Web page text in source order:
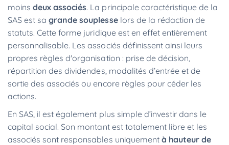
moins deux associés. La principale caractéristique de la
SAS est sagrande souplesselors de la rédaction de
statuts. Cette forme juridique est en effet entièrement
personnalisable. Les associés définissent ainsi leurs
propres règles d'organisation : prise de décision,
répartition des dividendes, modalités d’entrée et de
sortie des associés ou encore règles pour céder les
actions.
En SAS, il est également plus simple d’investir dans le
capital social. Son montant est totalement libre et les
associés sont responsables uniquement à hauteur de